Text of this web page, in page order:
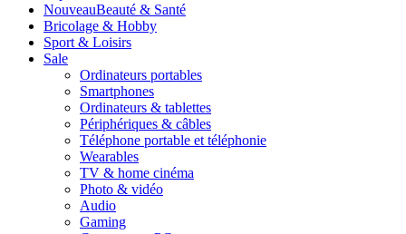
NouveauBeauté & Santé
Bricolage & Hobby
Sport & Loisirs
Sale
Ordinateurs portables
Smartphones
Ordinateurs & tablettes
Périphériques & câbles
Téléphone portable et téléphonie
Wearables
TV & home cinéma
Photo & vidéo
Audio
Gaming